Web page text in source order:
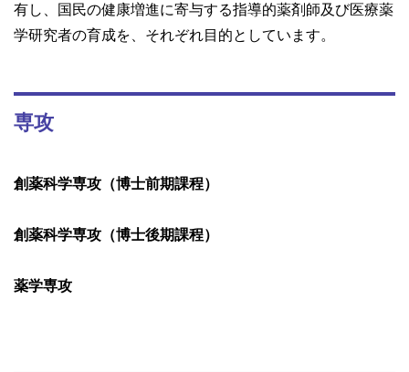
有し、国民の健康増進に寄与する指導的薬剤師及び医療薬
学研究者の育成を、それぞれ目的としています。
専攻
創薬科学専攻（博士前期課程）
創薬科学専攻（博士後期課程）
薬学専攻